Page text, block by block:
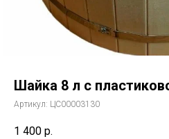
Шайка 8 л с
Артикул: ЦС00003130
1 400 р.